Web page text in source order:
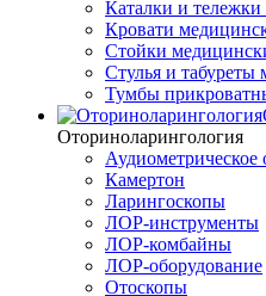
Каталки и
Кровати
Стойки
Стулья и табуреты
Тумбы
Оториноларингология
Аудиометрическое
Камертон
Ларингоскопы
ЛОР-инструменты
ЛОР-комбайны
ЛОР-оборудование
Отоскопы